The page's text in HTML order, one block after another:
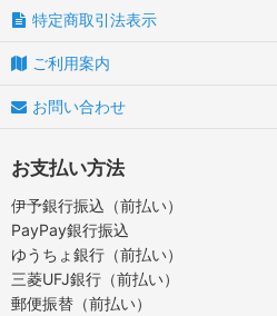
特定商取引法表示
ご利用案内
お問い合わせ
お支払い方法
伊予銀行振込（前払い）
PayPay銀行振込
ゆうちょ銀行（前払い）
三菱UFJ銀行（前払い）
郵便振替（前払い）